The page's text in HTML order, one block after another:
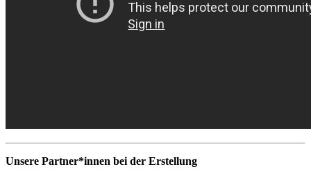
Unsere Partner*innen bei der Erstellung